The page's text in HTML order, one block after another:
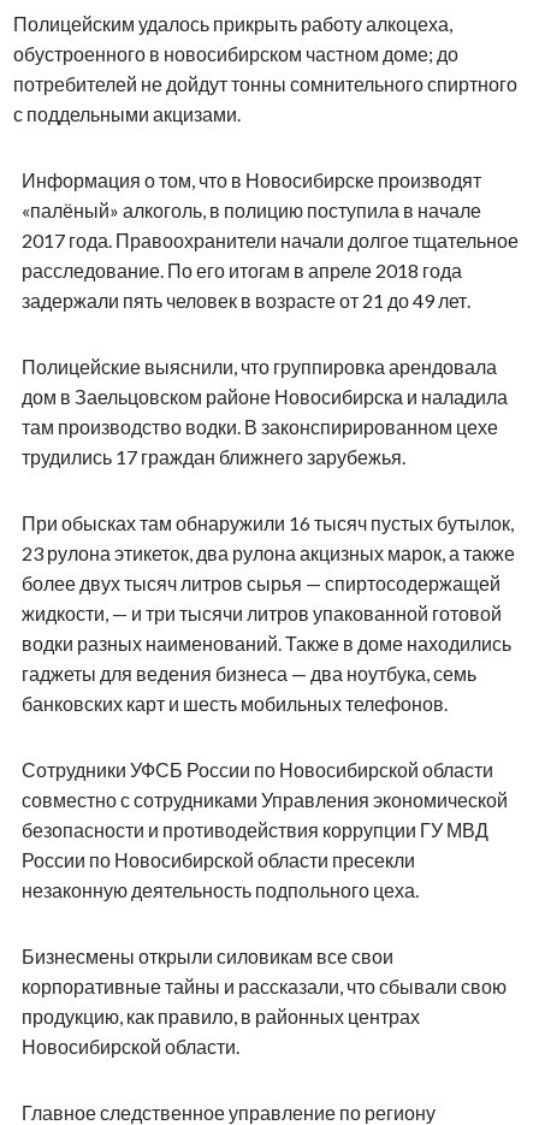
Полицейским удалось прикрыть работу алкоцеха,
обустроенного в новосибирском частном доме; до
потребителей не дойдут тонны сомнительного спиртного
с поддельными акцизами.
Информация о том, что в Новосибирске производят
«палёный» алкоголь, в полицию поступила в начале
2017 года. Правоохранители начали долгое тщательное
расследование. По его итогам в апреле 2018 года
задержали пять человек в возрасте от 21 до 49 лет.
Полицейские выяснили, что группировка арендовала
дом в Заельцовском районе Новосибирска и наладила
там производство водки. В законспирированном цехе
трудились 17 граждан ближнего зарубежья.
При обысках там обнаружили 16 тысяч пустых бутылок,
23 рулона этикеток, два рулона акцизных марок, а также
более двух тысяч литров сырья — спиртосодержащей
жидкости, — и три тысячи литров упакованной готовой
водки разных наименований. Также в доме находились
гаджеты для ведения бизнеса — два ноутбука, семь
банковских карт и шесть мобильных телефонов.
Сотрудники УФСБ России по Новосибирской области
совместно с сотрудниками Управления экономической
безопасности и противодействия коррупции ГУ МВД
России по Новосибирской области пресекли
незаконную деятельность подпольного цеха.
Бизнесмены открыли силовикам все свои
корпоративные тайны и рассказали, что сбывали свою
продукцию, как правило, в районных центрах
Новосибирской области.
Главное следственное управление по региону